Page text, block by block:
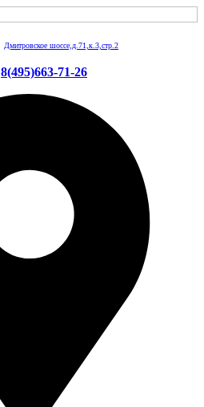
Дмитровское шоссе,д.71,к.3,стр.2
8(495)663-71-26